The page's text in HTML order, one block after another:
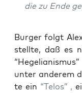
die zu Ende
Bur­ger folgt
stell­te, daß es
unter ande­rem
te ein “Telos” ,